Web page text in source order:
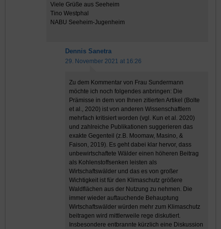
Viele Grüße aus Seeheim
Tino Westphal
NABU Seeheim-Jugenheim
Dennis Sanetra
29. November 2021 at 16:26
Zu dem Kommentar von Frau Sundermann
möchte ich noch folgendes anbringen: Die
Prämisse in dem von Ihnen zitierten Artikel (Bolte
et al., 2020) ist von anderen Wissenschaftlern
mehrfach kritisiert worden (vgl. Kun et al. 2020)
und zahlreiche Publikationen suggerieren das
exakte Gegenteil (z.B. Moomaw, Masino, &
Faison, 2019). Es geht dabei klar hervor, dass
unbewirtschaftete Wälder einen höheren Beitrag
als Kohlenstoffsenken leisten als
Wirtschaftswälder und das es von großer
Wichtigkeit ist für den Klimaschutz größere
Waldflächen aus der Nutzung zu nehmen. Die
immer wieder auftauchende Behauptung
Wirtschaftswälder würden mehr zum Klimaschutz
beitragen wird mittlerweile rege diskutiert.
Insbesondere entbrannte kürzlich eine Diskussion